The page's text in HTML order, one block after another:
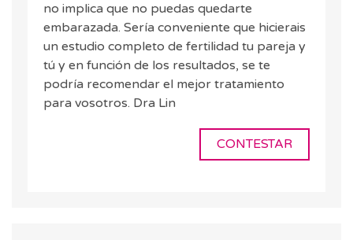
no implica que no puedas quedarte
embarazada. Sería conveniente que hicierais
un estudio completo de fertilidad tu pareja y
tú y en función de los resultados, se te
podría recomendar el mejor tratamiento
para vosotros. Dra Lin
CONTESTAR